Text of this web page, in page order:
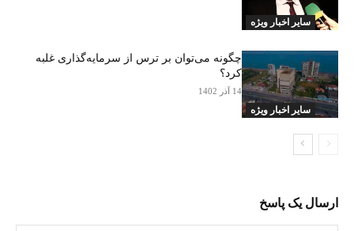
سایر اخبار ویژه
سایر اخبار ویژه
چگونه می‌توان بر ترس از سرمایه‌گذاری غلبه
کرد؟
14 آذر 1402
ارسال یک پاسخ